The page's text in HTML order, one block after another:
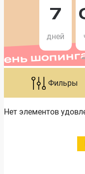
7
дней
Нет элементов